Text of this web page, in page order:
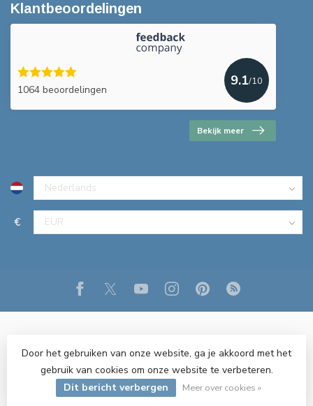
Klantbeoordelingen
1064 beoordelingen
9.1/10
Bekijk meer
€
© Copyright 2026 R&M Verlichting - Powered byLightspeed
Lightspeed designby Dyvelopment
Door het gebruiken van onze website, ga je akkoord met het
gebruik van cookies om onze website te verbeteren.
Dit bericht verbergen
Meer over cookies »